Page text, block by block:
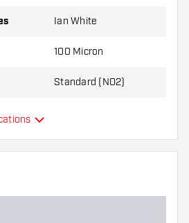
Ian White
100 Micron
Standard (NO2)